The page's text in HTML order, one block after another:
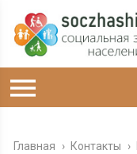
Главная › Контакты ›